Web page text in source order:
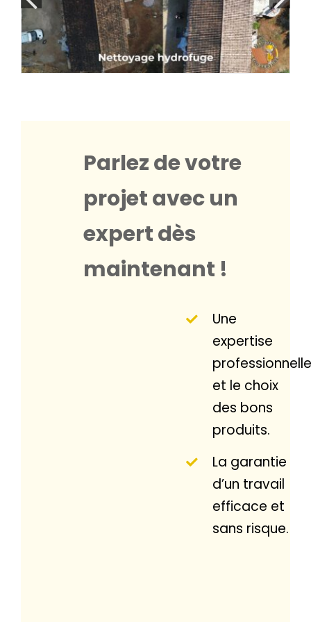
Parlez de votre
projet avec un
expert dès
maintenant !
Une
expertise
professionnelle
et le choix
des bons
produits.
La garantie
d’un travail
efficace et
sans risque.